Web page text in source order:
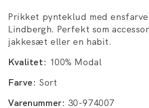
Prikket pynteklud med
Lindbergh. Perfekt som
jakkesæt eller en habit.
Kvalitet: 100% Modal
Farve: Sort
Varenummer: 30-974007